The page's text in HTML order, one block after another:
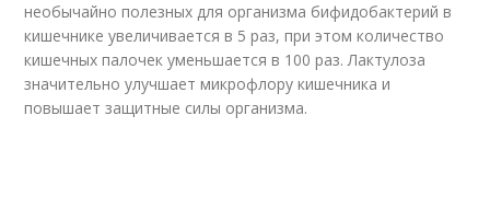
необычайно полезных для организма бифидобактерий в
кишечнике увеличивается в 5 раз, при этом количество
кишечных палочек уменьшается в 100 раз. Лактулоза
значительно улучшает микрофлору кишечника и
повышает защитные силы организма.